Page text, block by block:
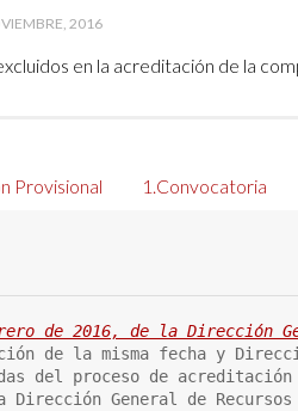
2016
en la acreditación de la
Provisional 1.Convocatoria
de 2016, de la Dirección
de la misma fecha y
del proceso de
General de Recursos